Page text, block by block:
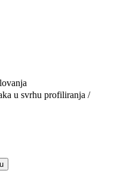
u svrhu profiliranja /